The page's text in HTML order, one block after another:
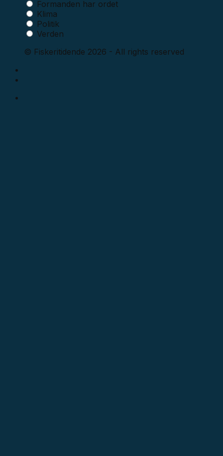
Formanden har ordet
Klima
Politik
Verden
© Fiskeritidende 2026 - All rights reserved